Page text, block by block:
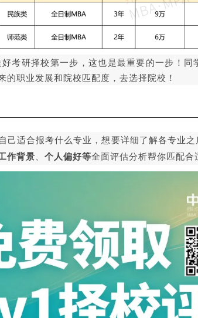
考研择校第一步，这也是最重要的一步！同
的职业发展和院校匹配度，去选择院校！
己适合报考什么专业，想要详细了解各专业
作背景 个人偏好等全面评估分析帮你匹配合